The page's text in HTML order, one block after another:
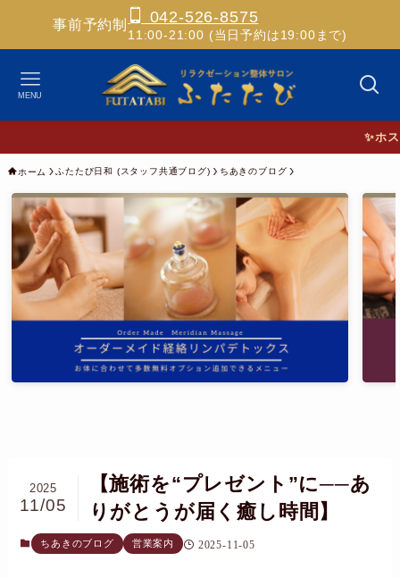
事前予約制 042-526-8575
11:00-21:00 (当日予約は19:00まで)
MENU
✨ホスピ
ホーム ふたたび日和 (スタッフ共通ブログ) ちあきのブログ
【施術を“プレゼント”に──あ
りがとうが届く癒し時間】
2025
11/05
ちあきのブログ 営業案内 2025-11-05